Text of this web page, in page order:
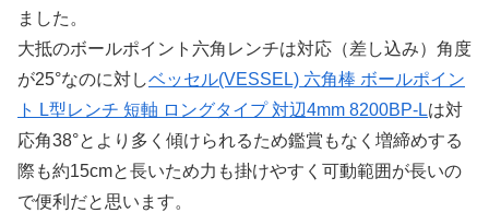
ました。
大抵のボールポイント六角レンチは対応（差し込み）角度
が25°なのに対しベッセル(VESSEL) 六角棒 ボールポイン
ト L型レンチ 短軸 ロングタイプ 対辺4mm 8200BP-Lは対
応角38°とより多く傾けられるため鑑賞もなく増締めする
際も約15cmと長いため力も掛けやすく可動範囲が長いの
で便利だと思います。